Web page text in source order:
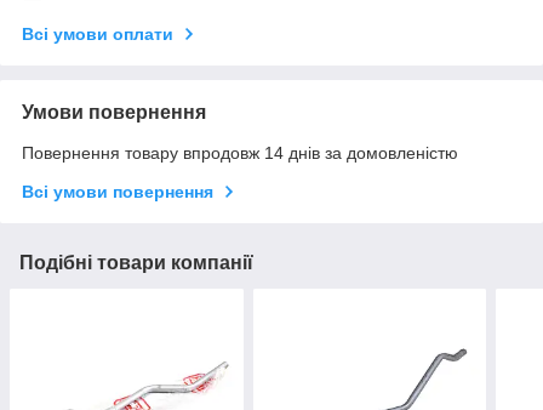
Всі умови оплати
Умови повернення
Повернення товару впродовж 14 днів за домовленістю
Всі умови повернення
Подібні товари компанії